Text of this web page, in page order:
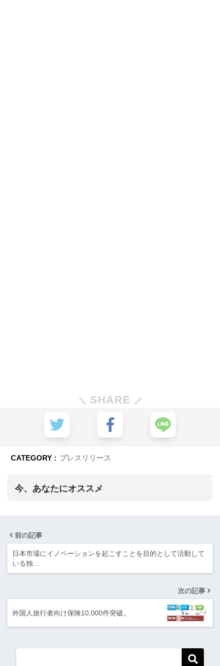
SHARE
CATEGORY : プレスリリース
今、あなたにオススメ
前の記事
日本市場にイノベーションを起こすことを目的として活動して
いる独…
次の記事
外国人旅行者向け保険10,000件突破。